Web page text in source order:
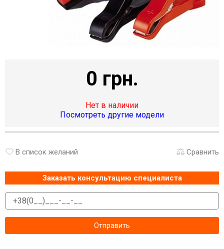
0 грн.
Нет в наличии
Посмотреть другие модели
В список желаний Сравнить
Заказать консультацию специалиста